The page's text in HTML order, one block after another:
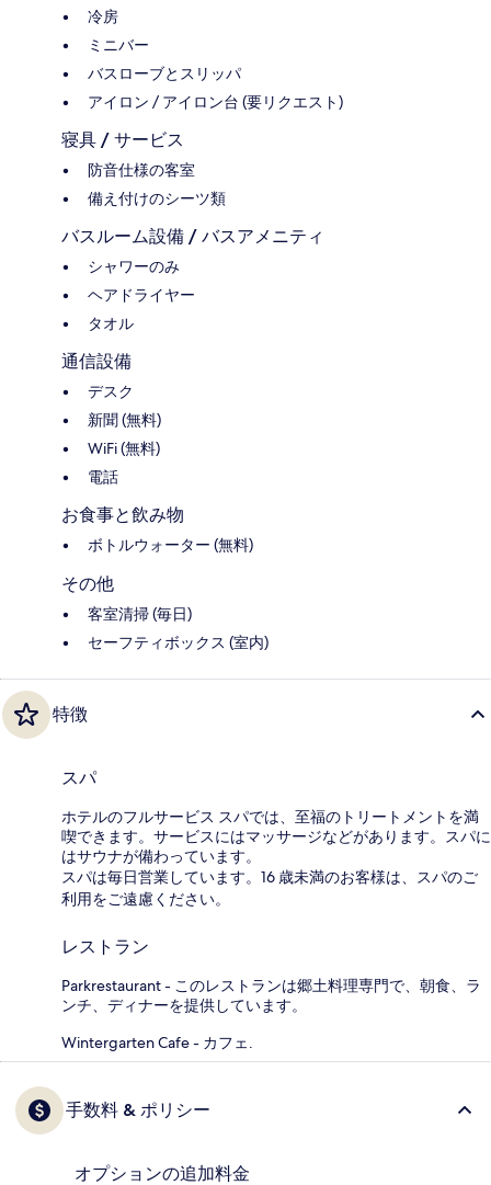
冷房
ミニバー
バスローブとスリッパ
アイロン / アイロン台 (要リクエスト)
寝具 / サービス
防音仕様の客室
備え付けのシーツ類
バスルーム設備 / バスアメニティ
シャワーのみ
ヘアドライヤー
タオル
通信設備
デスク
新聞 (無料)
WiFi (無料)
電話
お食事と飲み物
ボトルウォーター (無料)
その他
客室清掃 (毎日)
セーフティボックス (室内)
特徴
スパ
ホテルのフルサービス スパでは、至福のトリートメントを満
喫できます。サービスにはマッサージなどがあります。スパに
はサウナが備わっています。
スパは毎日営業しています。16 歳未満のお客様は、スパのご
利用をご遠慮ください。
レストラン
Parkrestaurant - このレストランは郷土料理専門で、朝食、ラ
ンチ、ディナーを提供しています。
Wintergarten Cafe - カフェ.
手数料 & ポリシー
オプションの追加料金